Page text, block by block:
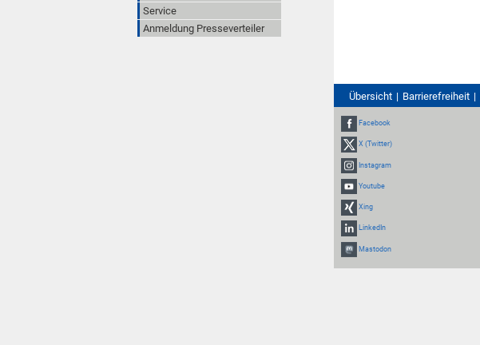
Service
Anmeldung Presseverteiler
Übersicht Barrierefreiheit
Facebook
X (Twitter)
Instagram
Youtube
Xing
LinkedIn
Mastodon